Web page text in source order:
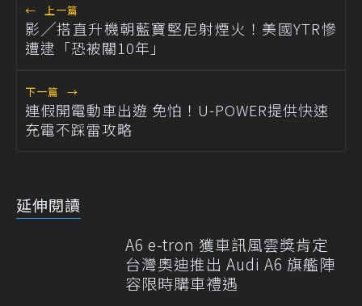
← 上一篇
影╱搭直升機朝藍寶堅尼射煙火！美國YTR慘
遭逮「恐被關10年」
下一篇 →
連假開電動車出遊 免怕！U-POWER提供快速
充電不踩雷攻略
延伸閱讀
A6 e-tron 獲車訊風雲獎肯定
台灣奧迪推出 Audi A6 旗艦陣
容限時購車禮遇